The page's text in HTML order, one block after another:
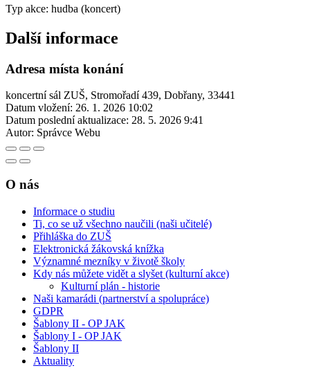
Typ akce: hudba (koncert)
Další informace
Adresa místa konání
koncertní sál ZUŠ, Stromořadí 439, Dobřany, 33441
Datum vložení: 26. 1. 2026 10:02
Datum poslední aktualizace: 28. 5. 2026 9:41
Autor: Správce Webu
O nás
Informace o studiu
Ti, co se už všechno naučili (naši učitelé)
Přihláška do ZUŠ
Elektronická žákovská knížka
Významné mezníky v životě školy
Kdy nás můžete vidět a slyšet (kulturní akce)
Kulturní plán - historie
Naši kamarádi (partnerství a spolupráce)
GDPR
Šablony II - OP JAK
Šablony I - OP JAK
Šablony II
Aktuality